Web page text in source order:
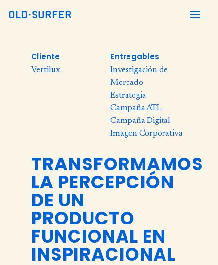
Cliente
Vertilux
Entregables
Investigación de
Mercado
Estrategia
Campaña ATL
Campaña Digital
Imagen Corporativa
TRANSFORMAMOS
LA PERCEPCIÓN
DE UN
PRODUCTO
FUNCIONAL EN
INSPIRACIONAL